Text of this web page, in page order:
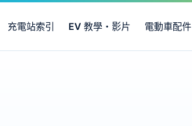
充電站索引 EV 教學・影片 電動車配件